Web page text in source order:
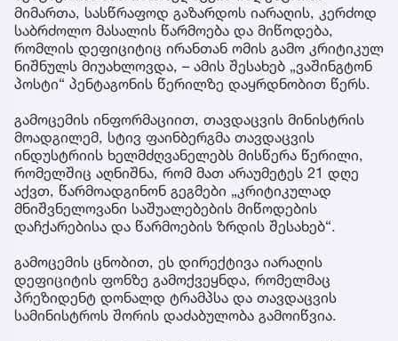
მიმართა, სასწრაფოდ გაზარდოს იარაღის, კერძოდ
საბრძოლო მასალის წარმოება და მიწოდება,
რომლის დეფიციტიც ირანთან ომის გამო კრიტიკულ
ნიშნულს მიუახლოვდა, – ამის შესახებ „ვაშინგტონ
პოსტი“ პენტაგონის წერილზე დაყრდნობით წერს.
გამოცემის ინფორმაციით, თავდაცვის მინისტრის
მოადგილემ, სტივ ფაინბერგმა თავდაცვის
ინდუსტრიის ხელმძღვანელებს მისწერა წერილი,
რომელშიც აღნიშნა, რომ მათ არაუმეტეს 21 დღე
აქვთ, წარმოადგინონ გეგმები „კრიტიკულად
მნიშვნელოვანი საშუალებების მიწოდების
დაჩქარებისა და წარმოების ზრდის შესახებ“.
გამოცემის ცნობით, ეს დირექტივა იარაღის
დეფიციტის ფონზე გამოქვეყნდა, რომელმაც
პრეზიდენტ დონალდ ტრამპსა და თავდაცვის
სამინისტროს შორის დაძაბულობა გამოიწვია.